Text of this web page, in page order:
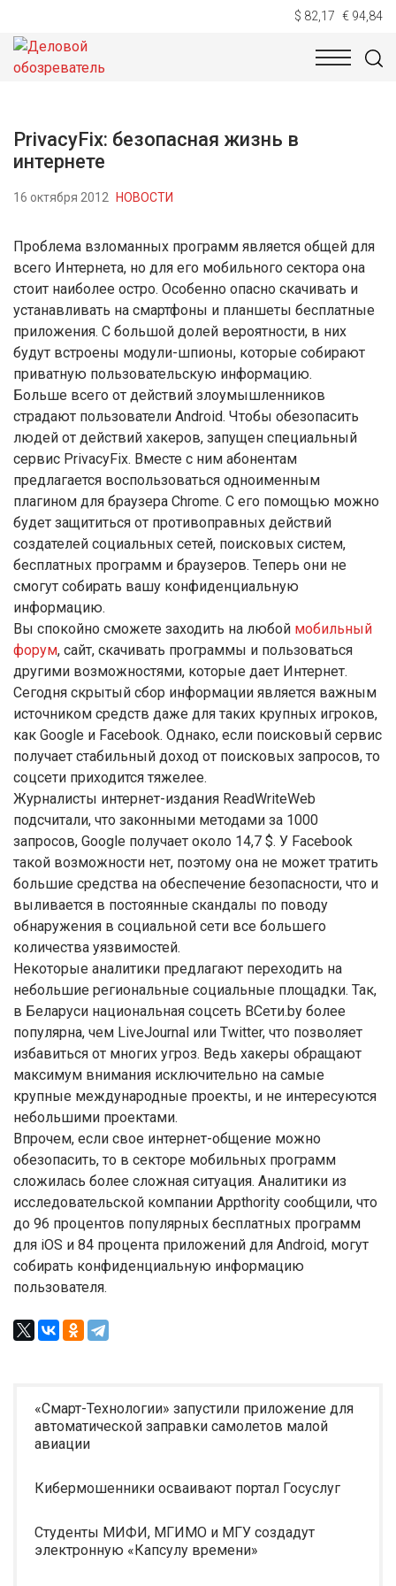
$ 82,17 € 94,84
НОВОСТИ
PrivacyFix: безопасная жизнь в
интернете
16 октября 2012 НОВОСТИ
Проблема взломанных программ является общей для
всего Интернета, но для его мобильного сектора она
стоит наиболее остро. Особенно опасно скачивать и
устанавливать на смартфоны и планшеты бесплатные
приложения. С большой долей вероятности, в них
будут встроены модули-шпионы, которые собирают
приватную пользовательскую информацию.
Больше всего от действий злоумышленников
страдают пользователи Android. Чтобы обезопасить
людей от действий хакеров, запущен специальный
сервис PrivacyFix. Вместе с ним абонентам
предлагается воспользоваться одноименным
плагином для браузера Chrome. С его помощью можно
будет защититься от противоправных действий
создателей социальных сетей, поисковых систем,
бесплатных программ и браузеров. Теперь они не
смогут собирать вашу конфиденциальную
информацию.
Вы спокойно сможете заходить на любой мобильный
форум, сайт, скачивать программы и пользоваться
другими возможностями, которые дает Интернет.
Сегодня скрытый сбор информации является важным
источником средств даже для таких крупных игроков,
как Google и Facebook. Однако, если поисковый сервис
получает стабильный доход от поисковых запросов, то
соцсети приходится тяжелее.
Журналисты интернет-издания ReadWriteWeb
подсчитали, что законными методами за 1000
запросов, Google получает около 14,7 $. У Facebook
такой возможности нет, поэтому она не может тратить
большие средства на обеспечение безопасности, что и
выливается в постоянные скандалы по поводу
обнаружения в социальной сети все большего
количества уязвимостей.
Некоторые аналитики предлагают переходить на
небольшие региональные социальные площадки. Так,
в Беларуси национальная соцсеть ВСети.by более
популярна, чем LiveJournal или Twitter, что позволяет
избавиться от многих угроз. Ведь хакеры обращают
максимум внимания исключительно на самые
крупные международные проекты, и не интересуются
небольшими проектами.
Впрочем, если свое интернет-общение можно
обезопасить, то в секторе мобильных программ
сложилась более сложная ситуация. Аналитики из
исследовательской компании Appthority сообщили, что
до 96 процентов популярных бесплатных программ
для iOS и 84 процента приложений для Android, могут
собирать конфиденциальную информацию
пользователя.
«Смарт-Технологии» запустили приложение для
автоматической заправки самолетов малой
авиации
Кибермошенники осваивают портал Госуслуг
Студенты МИФИ, МГИМО и МГУ создадут
электронную «Капсулу времени»